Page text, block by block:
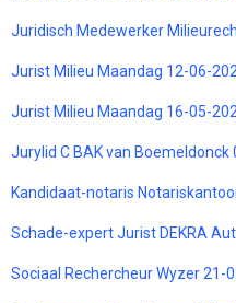
Juridisch Medewerker
Jurist Milieu Maandag 12-06-
Jurist Milieu Maandag 16-05-
Jurylid C BAK van Boemeldonck
Kandidaat-notaris
Schade-expert Jurist DEKRA
Sociaal Rechercheur Wyzer 21-